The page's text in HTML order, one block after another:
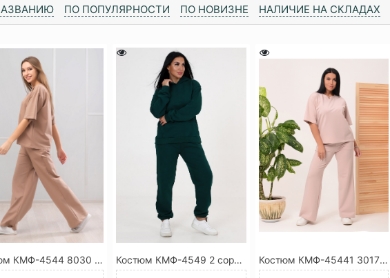
ПО ПОПУЛЯРНОСТИ ПО НОВИЗНЕ НАЛИЧИЕ НА СКЛАДАХ
Костюм КМФ-4544 8030 (Коричневый) Костюм КМФ-4549 2 сорт ассорти Костюм КМФ-45441 3017 (Розовый)